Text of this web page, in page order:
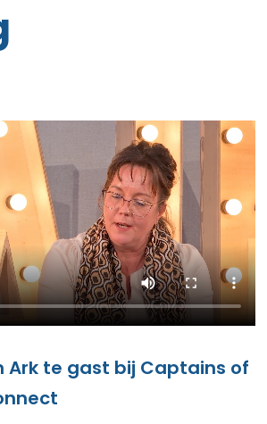
Ark te gast bij Captains of